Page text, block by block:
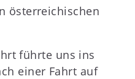
führte uns ins
einer Fahrt auf